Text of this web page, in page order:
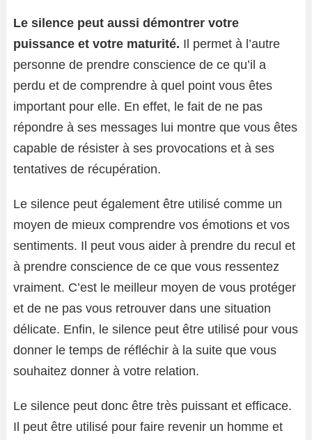
Le silence peut aussi démontrer votre
puissance et votre maturité. Il permet à l’autre
personne de prendre conscience de ce qu’il a
perdu et de comprendre à quel point vous êtes
important pour elle. En effet, le fait de ne pas
répondre à ses messages lui montre que vous êtes
capable de résister à ses provocations et à ses
tentatives de récupération.
Le silence peut également être utilisé comme un
moyen de mieux comprendre vos émotions et vos
sentiments. Il peut vous aider à prendre du recul et
à prendre conscience de ce que vous ressentez
vraiment. C’est le meilleur moyen de vous protéger
et de ne pas vous retrouver dans une situation
délicate. Enfin, le silence peut être utilisé pour vous
donner le temps de réfléchir à la suite que vous
souhaitez donner à votre relation.
Le silence peut donc être très puissant et efficace.
Il peut être utilisé pour faire revenir un homme et